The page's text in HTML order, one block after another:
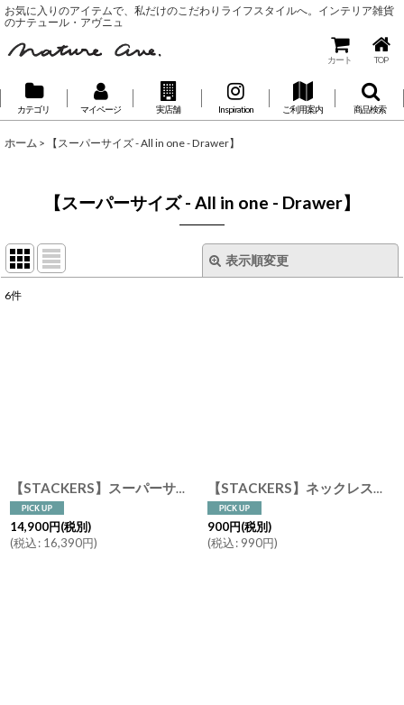
お気に入りのアイテムで、私だけのこだわりライフスタイルへ。インテリア雑貨
のナテュール・アヴニュ
カート TOP
カテゴリ マイページ 実店舗 Inspiration ご利用案内 商品検索
ホーム > 【スーパーサイズ - All in one - Drawer】
【スーパーサイズ - All in one - Drawer】
表示順変更
6件
【STACKERS】スーパーサイズ ドロワー オールインワン ALL IN ONE ジュエリーケース ネイビー ペブル Navy Pebble ジュエリーボックス スタッカーズ ロンドン UK
14,900円(税別)
(税込: 16,390円)
【STACKERS】ネックレススタンド ペンダント チェーン ジュエリーボックス アクセサリー収納
900円(税別)
(税込: 990円)